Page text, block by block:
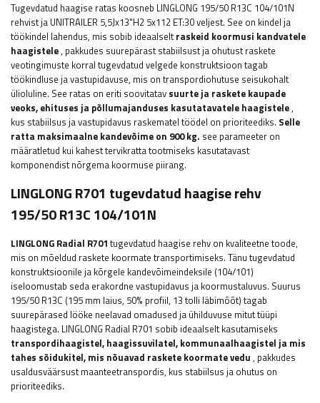
Tugevdatud haagise ratas koosneb LINGLONG 195/50 R13C 104/101N
rehvist ja UNITRAILER 5,5Jx13"H2 5x112 ET:30 veljest. See on kindel ja
töökindel lahendus, mis sobib ideaalseltraskeid koormusi kandvatele
haagistele, pakkudes suurepärast stabiilsust ja ohutust raskete
veotingimuste korral tugevdatud velgede konstruktsioon tagab
töökindluse ja vastupidavuse, mis on transpordiohutuse seisukohalt
ülioluline. See ratas on eriti soovitatav suurte ja raskete kaupade
veoks, ehituses ja põllumajanduses kasutatavatele haagistele,
kus stabiilsus ja vastupidavus raskematel töödel on prioriteediks. Selle
ratta maksimaalne kandevõime on 900 kg. see parameeter on
määratletud kui kahest tervikratta tootmiseks kasutatavast
komponendist nõrgema koormuse piirang.
LINGLONG R701 tugevdatud haagise rehv
195/50 R13C 104/101N
LINGLONG Radial R701 tugevdatud haagise rehv on kvaliteetne toode,
mis on mõeldud raskete koormate transportimiseks. Tänu tugevdatud
konstruktsioonile ja kõrgele kandevõimeindeksile (104/101)
iseloomustab seda erakordne vastupidavus ja koormustaluvus. Suurus
195/50 R13C (195 mm laius, 50% profiil, 13 tolli läbimõõt) tagab
suurepärased lööke neelavad omadused ja ühilduvuse mitut tüüpi
haagistega. LINGLONG Radial R701 sobib ideaalselt kasutamiseks
transpordihaagistel, haagissuvilatel, kommunaalhaagistel ja mis
tahes sõidukitel, mis nõuavad raskete koormate vedu , pakkudes
usaldusväärsust maanteetranspordis, kus stabiilsus ja ohutus on
prioriteediks.